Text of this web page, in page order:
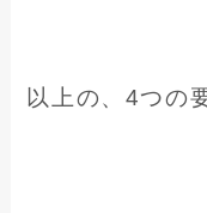
以上の、4つの